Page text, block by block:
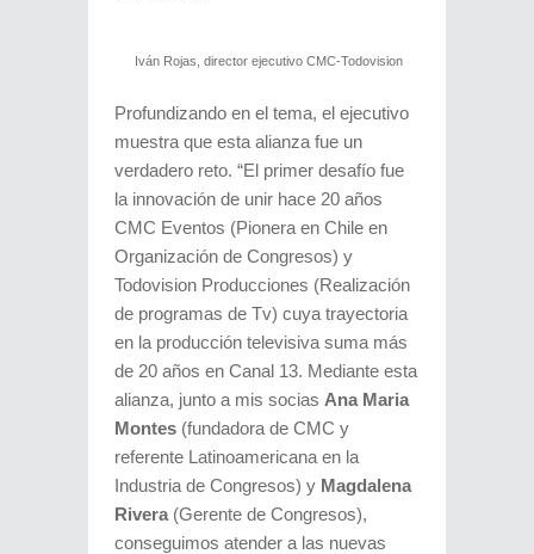
Iván Rojas, director ejecutivo CMC-Todovision
Profundizando en el tema, el ejecutivo
muestra que esta alianza fue un
verdadero reto. “El primer desafío fue
la innovación de unir hace 20 años
CMC Eventos (Pionera en Chile en
Organización de Congresos) y
Todovision Producciones (Realización
de programas de Tv) cuya trayectoria
en la producción televisiva suma más
de 20 años en Canal 13. Mediante esta
alianza, junto a mis socias Ana Maria
Montes (fundadora de CMC y
referente Latinoamericana en la
Industria de Congresos) y Magdalena
Rivera (Gerente de Congresos),
conseguimos atender a las nuevas